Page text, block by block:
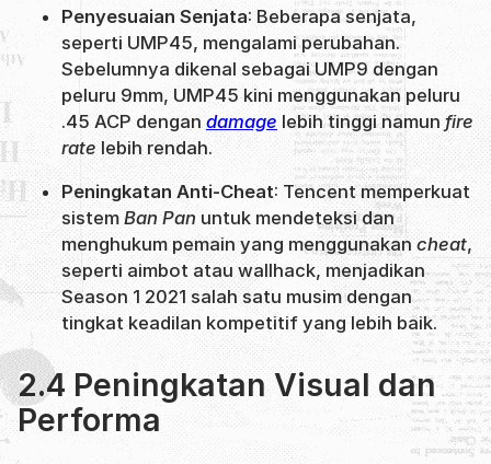
Penyesuaian Senjata: Beberapa senjata,
seperti UMP45, mengalami perubahan.
Sebelumnya dikenal sebagai UMP9 dengan
peluru 9mm, UMP45 kini menggunakan peluru
.45 ACP dengan damage lebih tinggi namunfire
rate lebih rendah.
Peningkatan Anti-Cheat: Tencent memperkuat
sistem Ban Pan untuk mendeteksi dan
menghukum pemain yang menggunakan cheat,
seperti aimbot atau wallhack, menjadikan
Season 1 2021 salah satu musim dengan
tingkat keadilan kompetitif yang lebih baik.
2.4 Peningkatan Visual dan
Performa